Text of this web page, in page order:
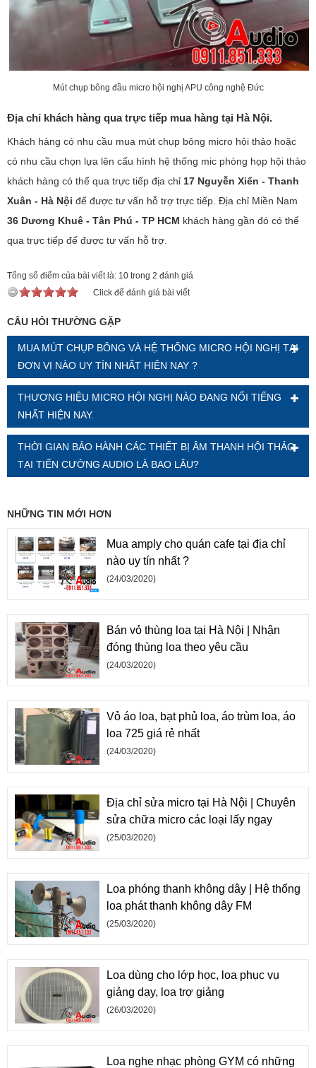
Mút chụp bông đầu micro hội nghị APU công nghệ Đức
Địa chỉ khách hàng qua trực tiếp mua hàng tại Hà Nội.
Khách hàng có nhu cầu mua mút chụp bông micro hội thảo hoặc
có nhu cầu chọn lựa lên cấu hình hệ thống mic phòng họp hội thảo
khách hàng có thể qua trực tiếp địa chỉ 17 Nguyễn Xiển - Thanh
Xuân - Hà Nội để được tư vấn hỗ trợ trực tiếp. Địa chỉ Miền Nam
36 Dương Khuê - Tân Phú - TP HCM khách hàng gần đó có thể
qua trực tiếp để được tư vấn hỗ trợ.
Tổng số điểm của bài viết là: 10 trong 2 đánh giá
Click để đánh giá bài viết
CÂU HỎI THƯỜNG GẶP
MUA MÚT CHỤP BÔNG VÀ HỆ THỐNG MICRO HỘI NGHỊ TẠI
ĐƠN VỊ NÀO UY TÍN NHẤT HIỆN NAY ?
THƯƠNG HIỆU MICRO HỘI NGHỊ NÀO ĐANG NỔI TIẾNG
NHẤT HIỆN NAY.
THỜI GIAN BẢO HÀNH CÁC THIẾT BỊ ÂM THANH HỘI THẢO
TẠI TIẾN CƯỜNG AUDIO LÀ BAO LÂU?
NHỮNG TIN MỚI HƠN
Mua amply cho quán cafe tại địa chỉ
nào uy tín nhất ?
(24/03/2020)
Bán vỏ thùng loa tại Hà Nội | Nhận
đóng thùng loa theo yêu cầu
(24/03/2020)
Vỏ áo loa, bạt phủ loa, áo trùm loa, áo
loa 725 giá rẻ nhất
(24/03/2020)
Địa chỉ sửa micro tại Hà Nội | Chuyên
sửa chữa micro các loại lấy ngay
(25/03/2020)
Loa phóng thanh không dây | Hệ thống
loa phát thanh không dây FM
(25/03/2020)
Loa dùng cho lớp học, loa phục vụ
giảng dạy, loa trợ giảng
(26/03/2020)
Loa nghe nhạc phòng GYM có những